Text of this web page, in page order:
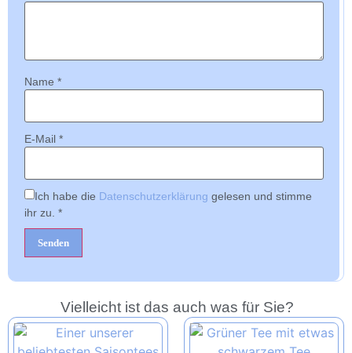
Name *
E-Mail *
Ich habe die Datenschutzerklärung gelesen und stimme
ihr zu. *
Vielleicht ist das auch was für Sie?